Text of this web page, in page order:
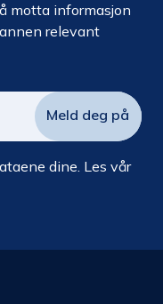
motta informasjon
relevant
dine. Les vår